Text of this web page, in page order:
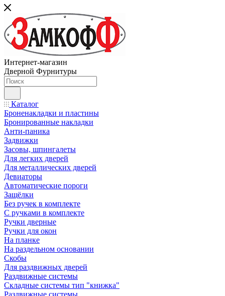
Интернет-магазин
Дверной Фурнитуры
Каталог
Броненакладки и пластины
Бронированные накладки
Анти-паника
Задвижки
Засовы, шпингалеты
Для легких дверей
Для металлических дверей
Девиаторы
Автоматические пороги
Защёлки
Без ручек в комплекте
С ручками в комплекте
Ручки дверные
Ручки для окон
На планке
На раздельном основании
Скобы
Для раздвижных дверей
Раздвижные системы
Складные системы тип "книжка"
Раздвижные системы